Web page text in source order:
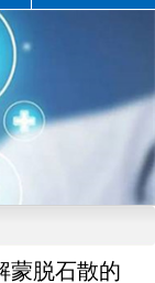
蒙脱石散的